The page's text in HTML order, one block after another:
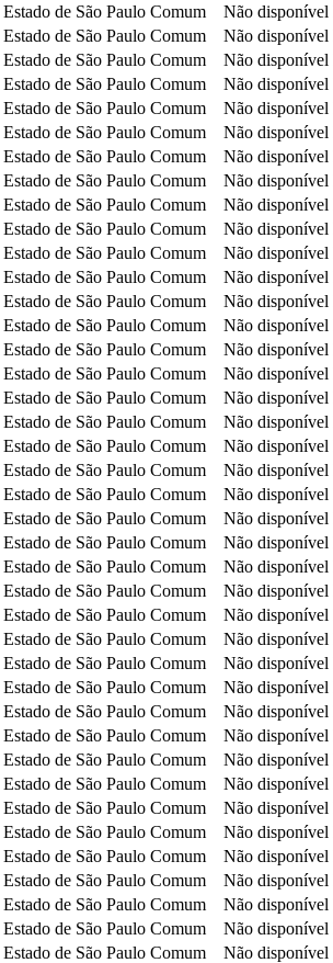
Estado de São Paulo Comum Não disponível
Estado de São Paulo Comum Não disponível
Estado de São Paulo Comum Não disponível
Estado de São Paulo Comum Não disponível
Estado de São Paulo Comum Não disponível
Estado de São Paulo Comum Não disponível
Estado de São Paulo Comum Não disponível
Estado de São Paulo Comum Não disponível
Estado de São Paulo Comum Não disponível
Estado de São Paulo Comum Não disponível
Estado de São Paulo Comum Não disponível
Estado de São Paulo Comum Não disponível
Estado de São Paulo Comum Não disponível
Estado de São Paulo Comum Não disponível
Estado de São Paulo Comum Não disponível
Estado de São Paulo Comum Não disponível
Estado de São Paulo Comum Não disponível
Estado de São Paulo Comum Não disponível
Estado de São Paulo Comum Não disponível
Estado de São Paulo Comum Não disponível
Estado de São Paulo Comum Não disponível
Estado de São Paulo Comum Não disponível
Estado de São Paulo Comum Não disponível
Estado de São Paulo Comum Não disponível
Estado de São Paulo Comum Não disponível
Estado de São Paulo Comum Não disponível
Estado de São Paulo Comum Não disponível
Estado de São Paulo Comum Não disponível
Estado de São Paulo Comum Não disponível
Estado de São Paulo Comum Não disponível
Estado de São Paulo Comum Não disponível
Estado de São Paulo Comum Não disponível
Estado de São Paulo Comum Não disponível
Estado de São Paulo Comum Não disponível
Estado de São Paulo Comum Não disponível
Estado de São Paulo Comum Não disponível
Estado de São Paulo Comum Não disponível
Estado de São Paulo Comum Não disponível
Estado de São Paulo Comum Não disponível
Estado de São Paulo Comum Não disponível